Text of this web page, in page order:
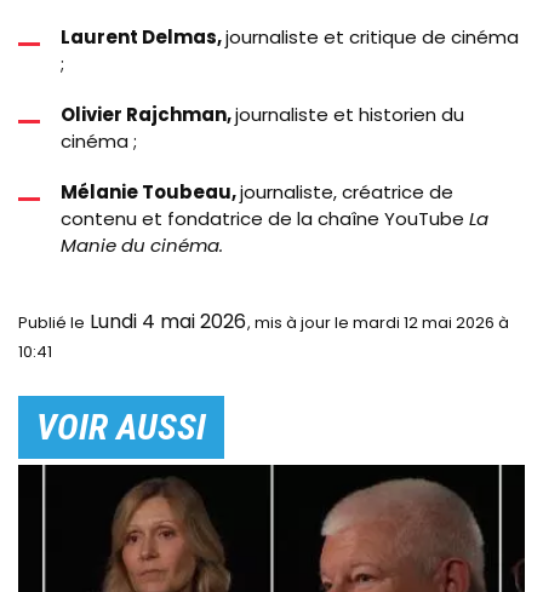
Laurent Delmas,journaliste et critique de cinéma
;
Olivier Rajchman,journaliste et historien du
cinéma ;
Mélanie Toubeau,journaliste, créatrice de
contenu et fondatrice de la chaîne YouTube La
Manie du cinéma.
Publié le Lundi 4 mai 2026
le mardi 12 mai 2026 à
10:41
VOIR AUSSI